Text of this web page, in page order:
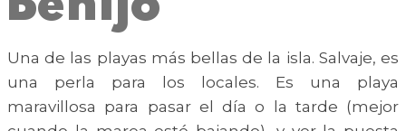
Una de las playas más bellas de la isla. Salvaje, es
una perla para los locales. Es una playa
maravillosa para pasar el día o la tarde (mejor